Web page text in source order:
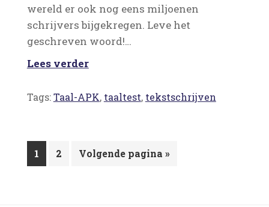
wereld er ook nog eens miljoenen
schrijvers bijgekregen. Leve het
geschreven woord!…
Lees verder
Tags:Taal-APK, taaltest, tekstschrijven
Pagina
1 Pagina
2
Ga
Volgende pagina »